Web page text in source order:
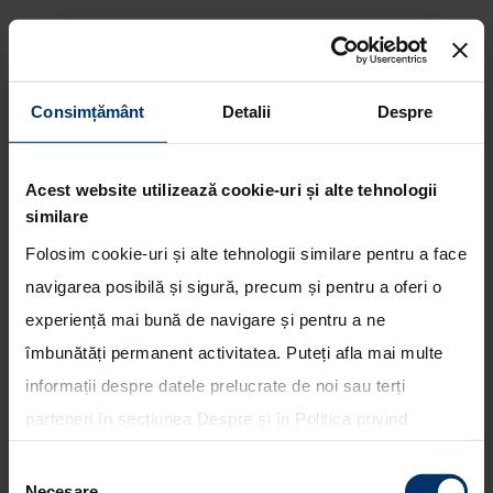
Consimțământ Detalii Despre
Acest website utilizează cookie-uri și alte tehnologii
similare
Folosim cookie-uri și alte tehnologii similare pentru a face
navigarea posibilă și sigură, precum și pentru a oferi o
experiență mai bună de navigare și pentru a ne
îmbunătăți permanent activitatea. Puteți afla mai multe
informații despre datele prelucrate de noi sau terți
parteneri în secțiunea Despre și în Politica privind
toate cookie-urile, una sau mai multe categorii sau să
Inceput pozitiv pentru Hyundai
Motorsport in Spania, cu
Mikkelsen lider la debut